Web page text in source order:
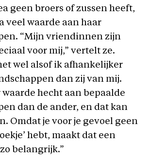
geen broers of zussen heeft,
veel waarde aan haar
“Mijn vriendinnen zijn
voor mij,” vertelt ze.
wel alsof ik afhankelijker
dan zij van mij.
hecht aan bepaalde
dan de ander, en dat kan
Omdat je voor je gevoel geen
hebt, maakt dat een
belangrijk.”